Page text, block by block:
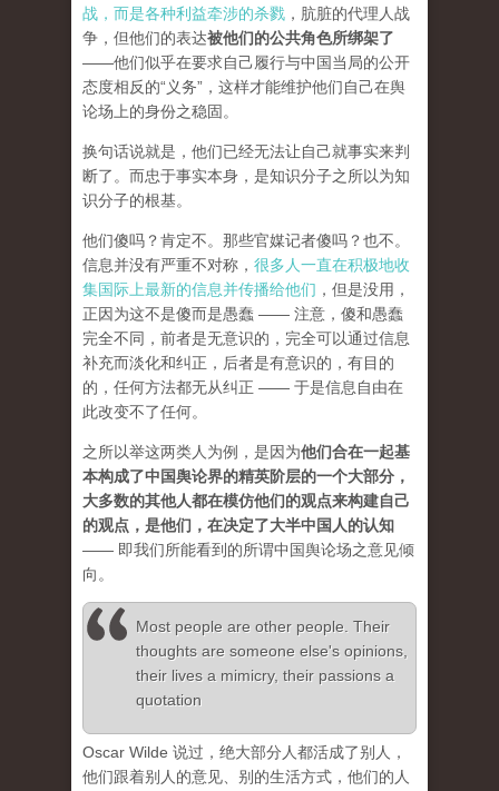
战，而是各种利益牵涉的杀戮 ，肮脏的代理人战
争，但他们的表达被他们的公共角色所绑架了
——他们似乎在要求自己履行与中国当局的公开
态度相反的“义务”，这样才能维护他们自己在舆
论场上的身份之稳固。
换句话说就是，他们已经无法让自己就事实来判
断了。而忠于事实本身，是知识分子之所以为知
识分子的根基。
他们傻吗？肯定不。那些官媒记者傻吗？也不。
信息并没有严重不对称， 很多人一直在积极地收
集国际上最新的信息并传播给他们 ，但是没用，
正因为这不是傻而是愚蠢 —— 注意，傻和愚蠢
完全不同，前者是无意识的，完全可以通过信息
补充而淡化和纠正，后者是有意识的，有目的
的，任何方法都无从纠正 —— 于是信息自由在
此改变不了任何。
之所以举这两类人为例，是因为他们合在一起基
本构成了中国舆论界的精英阶层的一个大部分，
大多数的其他人都在模仿他们的观点来构建自己
的观点，是他们，在决定了大半中国人的认知
—— 即我们所能看到的所谓中国舆论场之意见倾
向。
Most people are other people. Their
thoughts are someone else's opinions,
their lives a mimicry, their passions a
quotation
Oscar Wilde 说过，绝大部分人都活成了别人，
他们跟着别人的意见、别的生活方式，他们的人